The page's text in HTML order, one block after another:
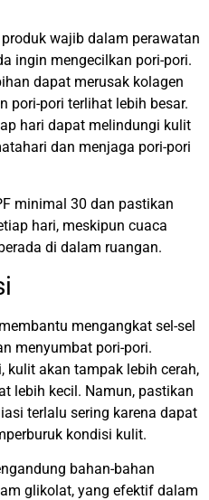
wajib dalam perawatan
ingin mengecilkan pori-pori.
dapat merusak kolagen
pori-pori terlihat lebih besar.
hari dapat melindungi kulit
dan menjaga pori-pori
minimal 30 dan pastikan
hari, meskipun cuaca
di dalam ruangan.
mengangkat sel-sel
menyumbat pori-pori.
kulit akan tampak lebih cerah,
lebih kecil. Namun, pastikan
terlalu sering karena dapat
kondisi kulit.
bahan-bahan
glikolat, yang efektif dalam